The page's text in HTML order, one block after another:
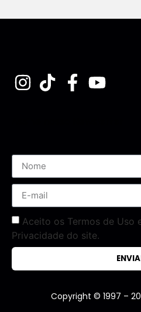
Aceito os Termos de Uso
Privacidade do site.
Copyright © 1997 –